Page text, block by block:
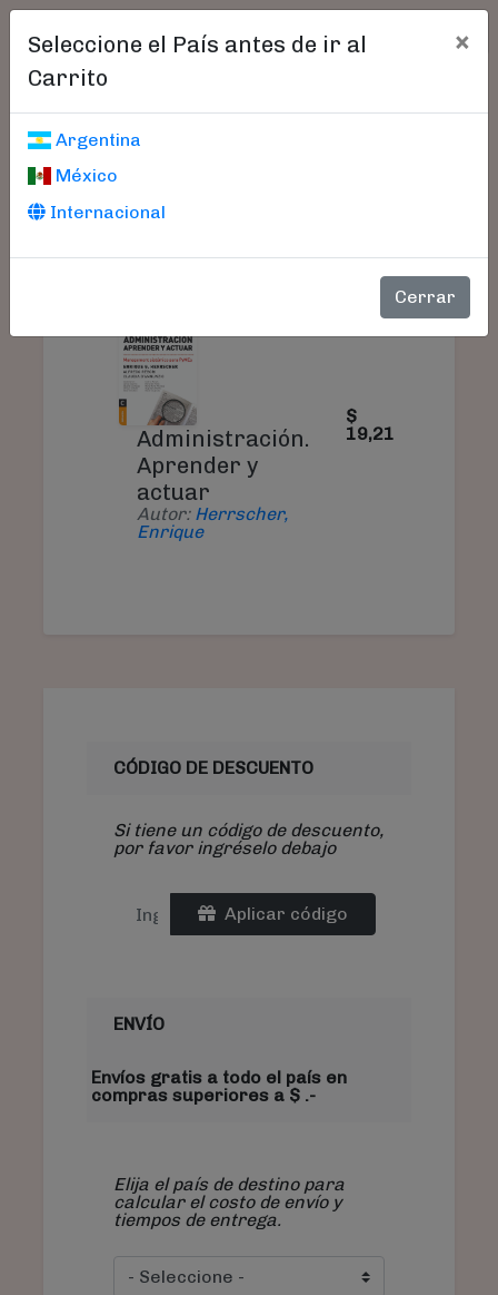
Seleccione el País antes de ir al
Carrito
×
Argentina
México
Internacional
Cerrar
Carrito De Compras
PRODUCTO PRECIO
Administración.
Aprender y
actuar
Autor: Herrscher,
Enrique
$
19,21
CÓDIGO DE DESCUENTO
Si tiene un código de descuento,
por favor ingréselo debajo
Aplicar código
ENVÍO
Envíos gratis a todo el país en
compras superiores a $ .-
Elija el país de destino para
calcular el costo de envío y
tiempos de entrega.